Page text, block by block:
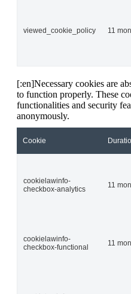
viewed_cookie_policy 11
[:en]Necessary cookies are
to function properly. These
functionalities and security
anonymously.
Cookie
cookielawinfo-
checkbox-analytics
11
cookielawinfo-
checkbox-functional
11